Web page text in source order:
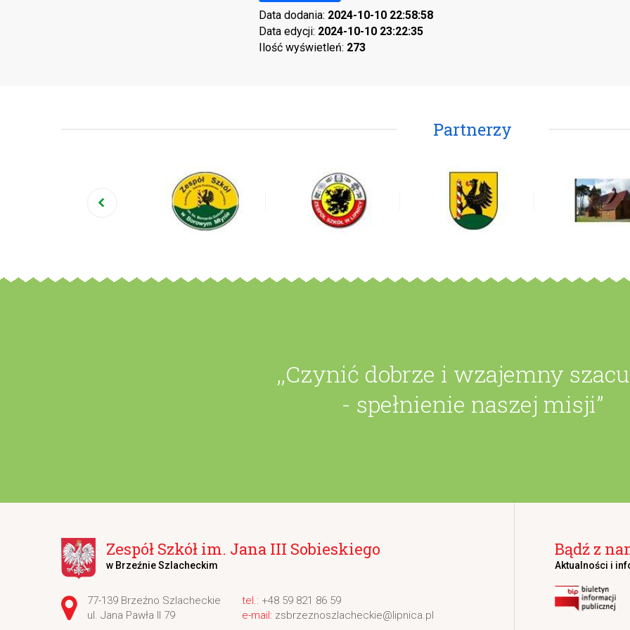
Data dodania: 2024-10-10 22:58:58
Data edycji: 2024-10-10 23:22:35
Ilość wyświetleń: 273
Partnerzy
,,Czynić dobrze i wzajemny
- spełnienie naszej misji”
Zespół Szkół im. Jana III Sobieskiego
w Brzeźnie Szlacheckim
Adres pocztowy:
77-139 Brzeźno Szlacheckie
ul. Jana Pawła II 79
+48 59 821 86 59
zsbrzeznoszlacheckie@lipnica.pl
Bądź z
Aktualności i